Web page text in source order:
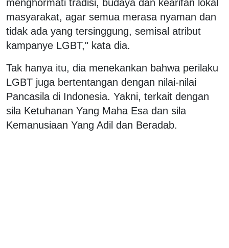
menghormati tradisi, budaya dan kearifan lokal
masyarakat, agar semua merasa nyaman dan
tidak ada yang tersinggung, semisal atribut
kampanye LGBT," kata dia.
Tak hanya itu, dia menekankan bahwa perilaku
LGBT juga bertentangan dengan nilai-nilai
Pancasila di Indonesia. Yakni, terkait dengan
sila Ketuhanan Yang Maha Esa dan sila
Kemanusiaan Yang Adil dan Beradab.